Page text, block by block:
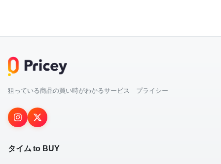
狙っている商品の買い時がわかるサービス プライシー
タイム to BUY